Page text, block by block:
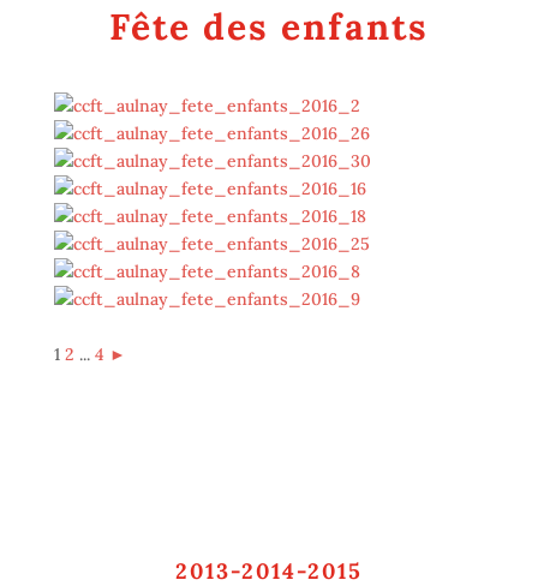
Fête des enfants
1 2 ... 4 ►
2013-2014-2015